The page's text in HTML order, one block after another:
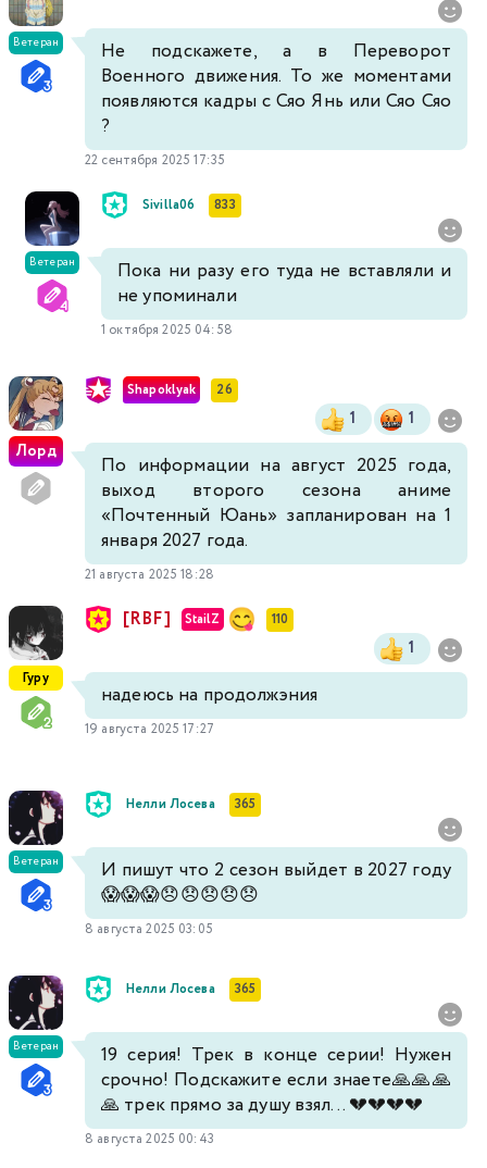
Ветеран
Не подскажете, а в Переворот
Военного движения. То же моментами
появляются кадры с Сяо Янь или Сяо Сяо
?
22 сентября 2025 17:35
Ветеран
Sivilla06 833
Пока ни разу его туда не вставляли и
не упоминали
1 октября 2025 04:58
Лорд
Shapoklyak 26
1 1
По информации на август 2025 года,
выход второго сезона аниме
«Почтенный Юань» запланирован на 1
января 2027 года.
21 августа 2025 18:28
Гуру
[RBF] StailZ 110
1
надеюсь на продолжэния
19 августа 2025 17:27
Ветеран
Нелли Лосева 365
И пишут что 2 сезон выйдет в 2027 году
😱😱😱😞😞😞😞😞
8 августа 2025 03:05
Ветеран
Нелли Лосева 365
19 серия! Трек в конце серии! Нужен
срочно! Подскажите если знаете🙏🙏🙏
🙏 трек прямо за душу взял... 💔💔💔💔
8 августа 2025 00:43